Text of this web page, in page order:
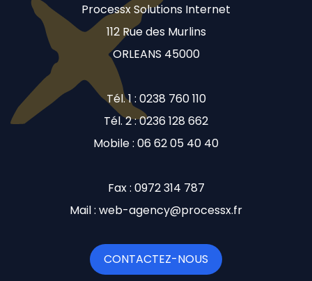
Processx Solutions Internet
112 Rue des Murlins
ORLEANS 45000
Tél. 1 : 0238 760 110
Tél. 2 : 0236 128 662
Mobile : 06 62 05 40 40
Fax : 0972 314 787
Mail : web-agency@processx.fr
CONTACTEZ-NOUS